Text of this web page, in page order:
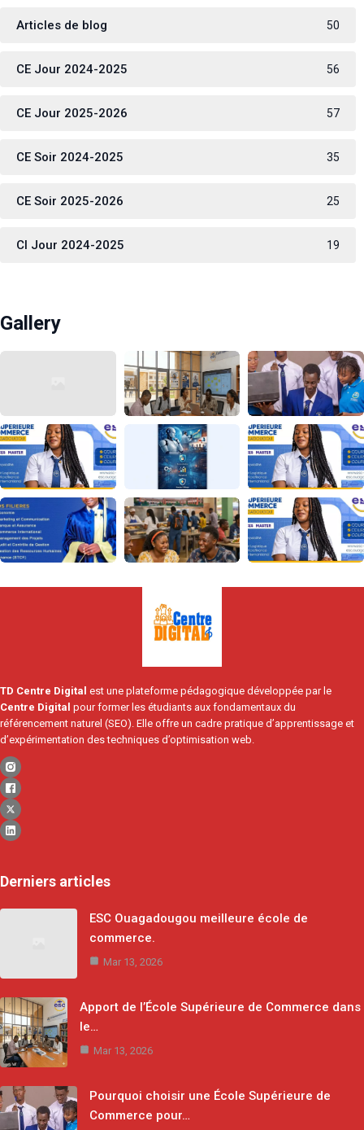
Articles de blog 50
CE Jour 2024-2025 56
CE Jour 2025-2026 57
CE Soir 2024-2025 35
CE Soir 2025-2026 25
CI Jour 2024-2025 19
Gallery
TD Centre Digital est une plateforme pédagogique développée par le
Centre Digital pour former les étudiants aux fondamentaux du
référencement naturel (SEO). Elle offre un cadre pratique d’apprentissage et
d’expérimentation des techniques d’optimisation web.
Derniers articles
ESC Ouagadougou meilleure école de
commerce.
Mar 13, 2026
Apport de l’École Supérieure de Commerce dans
le…
Mar 13, 2026
Pourquoi choisir une École Supérieure de
Commerce pour…